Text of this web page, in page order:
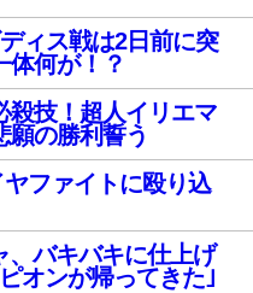
ィス戦は2日前に突
何が！？
殺技！超人イリエマ
願の勝利誓う
ファイトに殴り込
、バキバキに仕上げ
オンが帰ってきた｣